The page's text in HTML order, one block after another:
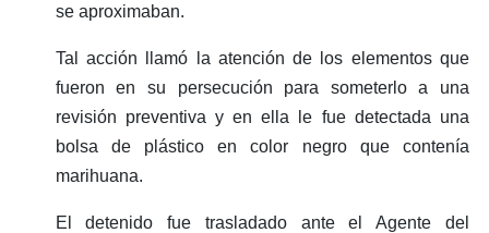
se aproximaban.
Tal acción llamó la atención de los elementos que
fueron en su persecución para someterlo a una
revisión preventiva y en ella le fue detectada una
bolsa de plástico en color negro que contenía
marihuana.
El detenido fue trasladado ante el Agente del